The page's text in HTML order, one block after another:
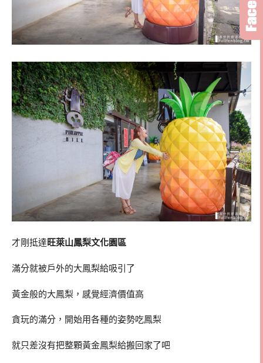
才剛抵達旺萊山鳳梨文化園區
滿分就被戶外的大鳳梨給吸引了
黃金般的大鳳梨，感覺經濟價值高
貪玩的滿分，開始用各種的姿勢吃鳳梨
就只差沒有把整顆黃金鳳梨給搬回家了吧